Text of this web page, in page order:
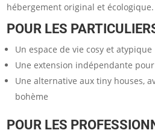
hébergement original et écologique.
POUR LES
Un espace de vie cosy et atypique
Une extension indépendante
Une alternative aux tiny houses,
bohème
POUR LES